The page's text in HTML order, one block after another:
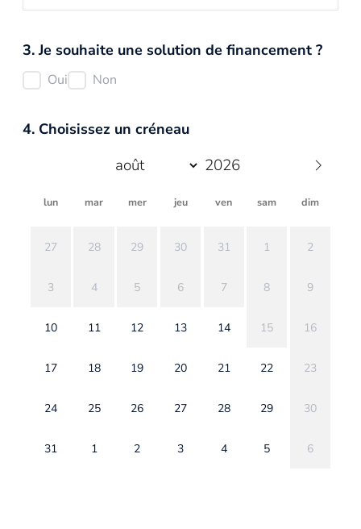
3. Je souhaite une solution de financement ?
Oui Non
4. Choisissez un créneau
lun mar mer jeu ven sam dim
27 28 29 30 31 1 2
3 4 5 6 7 8 9
10 11 12 13 14 15 16
17 18 19 20 21 22 23
24 25 26 27 28 29 30
31 1 2 3 4 5 6